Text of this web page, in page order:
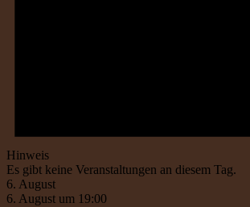
Hinweis
Es gibt keine Veranstaltungen an diesem Tag.
6. August
6. August um 19:00